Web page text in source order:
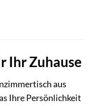
Ihr Zuhause
aus
Ihre Persönlichkeit